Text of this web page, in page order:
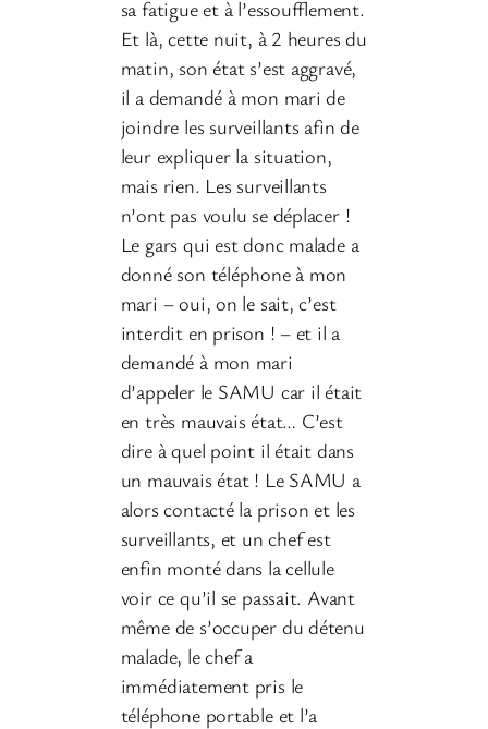
sa fatigue et à l’essoufflement.
Et là, cette nuit, à 2 heures du
matin, son état s’est aggravé,
il a demandé à mon mari de
joindre les surveillants afin de
leur expliquer la situation,
mais rien. Les surveillants
n’ont pas voulu se déplacer !
Le gars qui est donc malade a
donné son téléphone à mon
mari – oui, on le sait, c’est
interdit en prison ! – et il a
demandé à mon mari
d’appeler le SAMU car il était
en très mauvais état… C’est
dire à quel point il était dans
un mauvais état ! Le SAMU a
alors contacté la prison et les
surveillants, et un chef est
enfin monté dans la cellule
voir ce qu’il se passait. Avant
même de s’occuper du détenu
malade, le chef a
immédiatement pris le
téléphone portable et l’a